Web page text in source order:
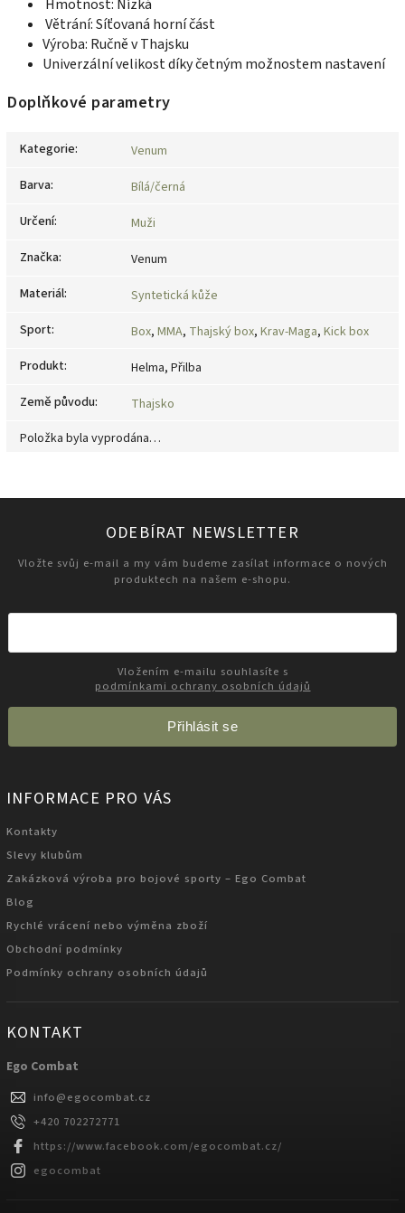
Hmotnost: Nízká
Větrání: Síťovaná horní část
Výroba: Ručně v Thajsku
Univerzální velikost díky četným možnostem nastavení
Doplňkové parametry
Kategorie:
Venum
Barva:
Bílá/černá
Určení:
Muži
Značka:
Venum
Materiál:
Syntetická kůže
Sport: Box, MMA, Thajský box, Krav-Maga, Kick box
Produkt:
Helma, Přilba
Země původu:
Thajsko
Položka byla vyprodána…
ODEBÍRAT NEWSLETTER
Vložte svůj e-mail a my vám budeme zasílat informace o nových
produktech na našem e-shopu.
podmínkami ochrany osobních údajů
Přihlásit se
INFORMACE PRO VÁS
Kontakty
Slevy klubům
Zakázková výroba pro bojové sporty – Ego Combat
Blog
Rychlé vrácení nebo výměna zboží
Obchodní podmínky
Podmínky ochrany osobních údajů
KONTAKT
Ego Combat
info@egocombat.cz
+420 702272771
https://www.facebook.com/egocombat.cz/
egocombat